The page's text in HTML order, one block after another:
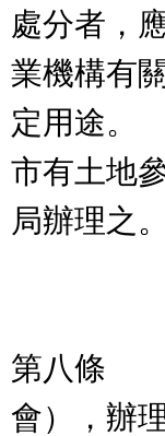
處分者，
業機構有
定用途。
市有土地
局辦理之。
第八條
會），辦